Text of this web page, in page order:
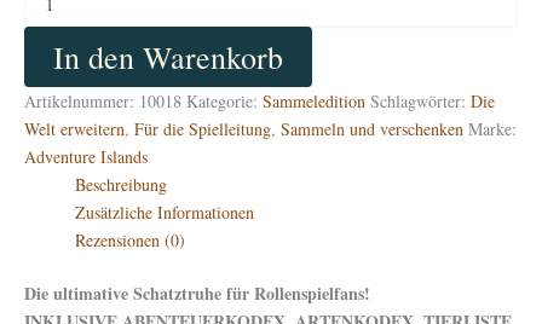
Islands
limited
Deluxe-
Komplettbox
Menge
In den Warenkorb
Artikelnummer: 10018 Kategorie: Sammeledition Schlagwörter: Die
Welt erweitern, Für die Spielleitung, Sammeln und verschenken Marke:
Adventure Islands
Beschreibung
Zusätzliche Informationen
Rezensionen (0)
Die ultimative Schatztruhe für Rollenspielfans!